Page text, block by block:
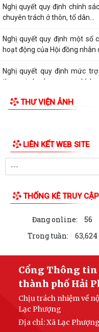
Nghị quyết quy định chính
chuyên trách ở thôn, tổ dân...
Nghị quyết quy định một số
hoạt động của Hội đồng nhân
Nghị quyết quy định mức
tham gia lực lượng xung kích...
THƯ VIỆN ẢNH
LIÊN KẾT WEB SITE